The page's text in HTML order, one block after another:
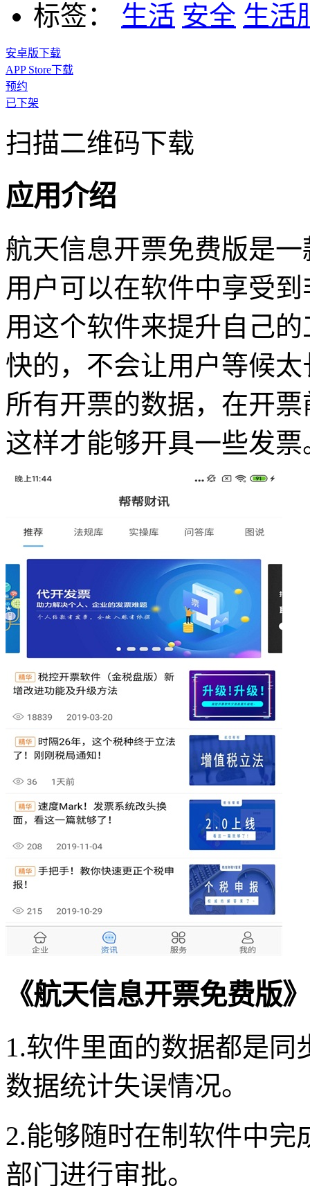
标签：
生活 安全 生活
安卓版下载
APP Store下载
预约
已下架
扫描二维码下载
应用介绍
航天信息开票免费版是
用户可以在软件中享受
用这个软件来提升自己
快的，不会让用户等候
所有开票的数据，在开
这样才能够开具一些发票
《航天信息开票免费版
1.软件里面的数据都是
数据统计失误情况。
2.能够随时在制软件中
部门进行审批。